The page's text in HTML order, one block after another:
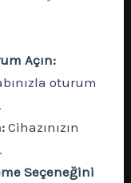
Açın:
oturum
Cihazınızın
Seçeneğini